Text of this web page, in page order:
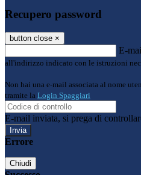
Recupero password
button close ×
E-
all'indirizzo indicato con le istruzioni
Non hai una e-mail associata al nome
tramite la Login Spaggiari
E-mail inviata, si prega di
Errore
Chiudi